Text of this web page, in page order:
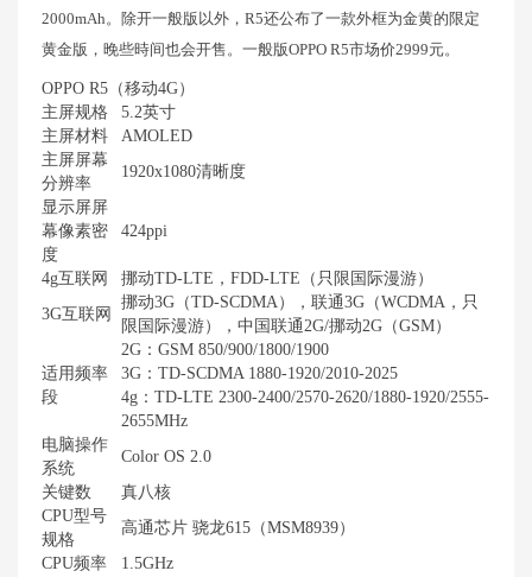
2000mAh。除开一般版以外，R5还公布了一款外框为金黄的限定
黄金版，晚些時间也会开售。一般版OPPO R5市场价2999元。
OPPO R5（移动4G）
主屏规格
5.2英寸
主屏材料
AMOLED
主屏屏幕
分辨率
1920x1080清晰度
显示屏屏
幕像素密
度
424ppi
4g互联网
挪动TD-LTE，FDD-LTE（只限国际漫游）
3G互联网
挪动3G（TD-SCDMA），联通3G（WCDMA，只
限国际漫游），中国联通2G/挪动2G（GSM）
适用频率
段
2G：GSM 850/900/1800/1900
3G：TD-SCDMA 1880-1920/2010-2025
4g：TD-LTE 2300-2400/2570-2620/1880-1920/2555-
2655MHz
电脑操作
系统
Color OS 2.0
关键数
真八核
CPU型号
规格
高通芯片 骁龙615（MSM8939）
CPU频率
1.5GHz